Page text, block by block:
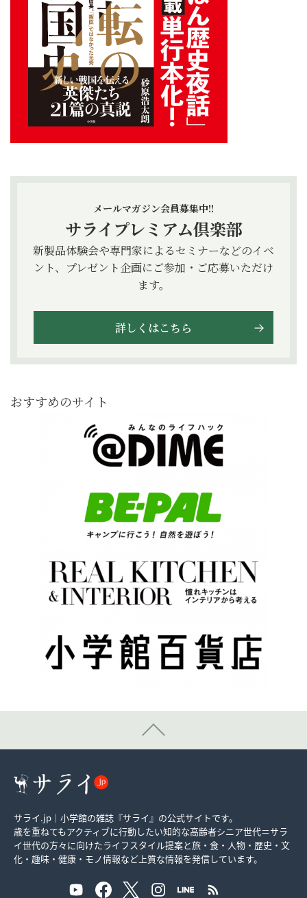
メールマガジン会員募集中!!
サライプレミアム倶楽部
新製品体験会や専門家によるセミナーなどのイベ
ント、プレゼント企画にご参加・ご応募いただけ
ます。
詳しくはこちら
おすすめのサイト
サライ.jp｜小学館の雑誌『サライ』の公式サイトです。
歳を重ねてもアクティブに行動したい知的な高齢者シニア世代＝サラ
イ世代の方々に向けたライフスタイル提案と旅・食・人物・歴史・文
化・趣味・健康・モノ情報など上質な情報を発信しています。